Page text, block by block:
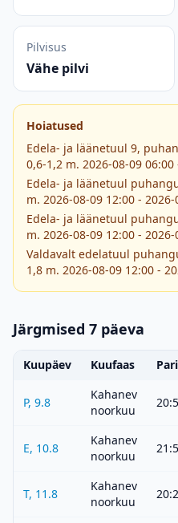
Pilvisus
Vähe pilvi
Hoiatused
Edela- ja läänetuul 9,
0,6-1,2 m. 2026-08-09
Edela- ja läänetuul
m. 2026-08-09 12:00 -
Edela- ja läänetuul
m. 2026-08-09 12:00 -
Valdavalt edelatuul
1,8 m. 2026-08-09 12:00 -
Järgmised 7 päeva
Kuupäev Kuufaas
P, 9.8
Kahanev
noorkuu
E, 10.8
Kahanev
noorkuu
T, 11.8
Kahanev
noorkuu